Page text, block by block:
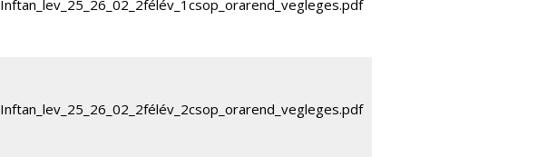
Inftan_lev_25_26_02_2félév_1csop_orarend_vegleges.pdf
Inftan_lev_25_26_02_2félév_2csop_orarend_vegleges.pdf